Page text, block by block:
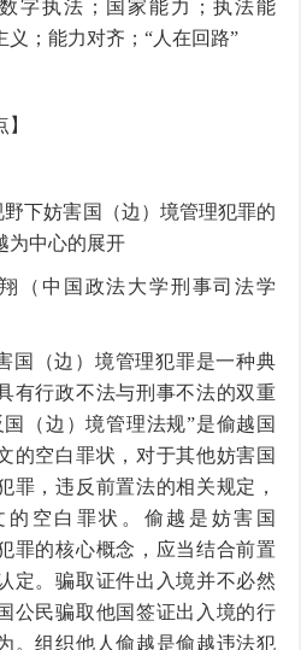
字执法；国家能力；执法能
义；能力对齐；“人在回路”
野下妨害国（边）境管理犯罪的
中心的展开
（中国政法大学刑事司法学
国（边）境管理犯罪是一种典
有行政不法与刑事不法的双重
（边）境管理法规”是偷越国
的空白罪状，对于其他妨害国
罪，违反前置法的相关规定，
的空白罪状。偷越是妨害国
罪的核心概念，应当结合前置
定。骗取证件出入境并不必然
公民骗取他国签证出入境的行
。组织他人偷越是偷越违法犯